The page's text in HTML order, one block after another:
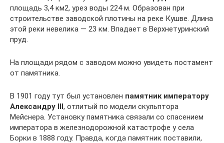
площадь 3,4 км2, урез воды 224 м. Образован при
строительстве заводской плотины на реке Кушве. Длина
этой реки невелика — 23 км. Впадает в Верхнетуринский
пруд.
На площади рядом с заводом можно увидеть постамент
от памятника.
В 1901 году тут был установлен памятник императору
Александру III, отлитый по модели скульптора
Мейснера. Установку памятника связали со спасением
императора в железнодорожной катастрофе у села
Борки в 1888 году. Правда, когда памятник поставили,